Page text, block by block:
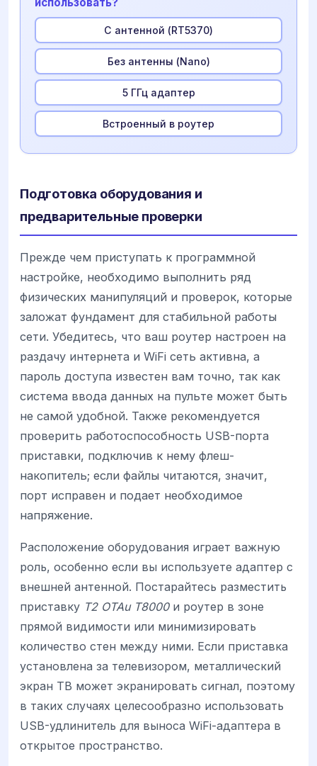
С антенной (RT5370)
Без антенны (Nano)
5 ГГц адаптер
Встроенный в роутер
Подготовка оборудования и
предварительные проверки
Прежде чем приступать к программной
настройке, необходимо выполнить ряд
физических манипуляций и проверок, которые
заложат фундамент для стабильной работы
сети. Убедитесь, что ваш роутер настроен на
раздачу интернета и WiFi сеть активна, а
пароль доступа известен вам точно, так как
система ввода данных на пульте может быть
не самой удобной. Также рекомендуется
проверить работоспособность USB-порта
приставки, подключив к нему флеш-
накопитель; если файлы читаются, значит,
порт исправен и подает необходимое
напряжение.
Расположение оборудования играет важную
роль, особенно если вы используете адаптер с
внешней антенной. Постарайтесь разместить
приставку T2 OTAu T8000и роутер в зоне
прямой видимости или минимизировать
количество стен между ними. Если приставка
установлена за телевизором, металлический
экран ТВ может экранировать сигнал, поэтому
в таких случаях целесообразно использовать
USB-удлинитель для выноса WiFi-адаптера в
открытое пространство.